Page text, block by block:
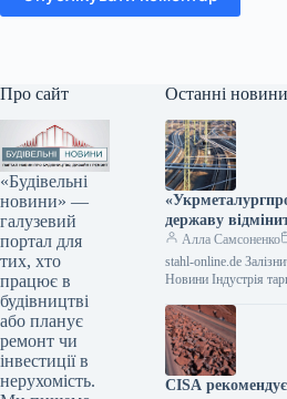
Про сайт
«Будівельні
новини» —
галузевий
портал для
тих, хто
працює в
будівництві
або планує
ремонт чи
інвестиції в
нерухомість.
Останні новини
державу
підвищення
перевезення від
Алла Самсоненко
stahl-online.de
Новини Індустрія
06 Серпня 2026
закликає уряд
тарифів на…
CISA рекомендує